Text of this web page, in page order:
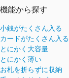
機能から探す
小銭がたくさん入る
カードがたくさん入る
とにかく大容量
とにかく薄い
お札を折らずに収納